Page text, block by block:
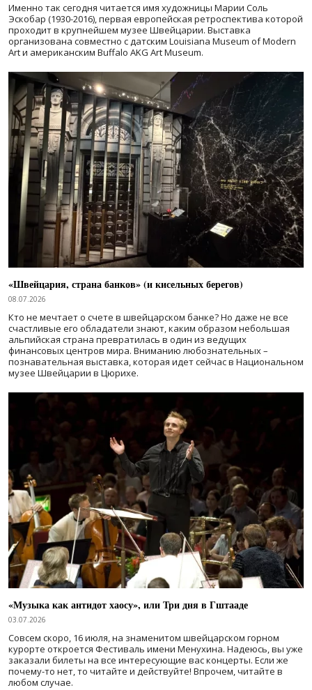
Именно так сегодня читается имя художницы Марии Соль
Эскобар (1930-2016), первая европейская ретроспектива которой
проходит в крупнейшем музее Швейцарии. Выставка
организована совместно с датским Louisiana Museum of Modern
Art и американским Buffalo AKG Art Museum.
«Швейцария, страна банков» (и кисельных берегов)
08.07.2026
Кто не мечтает о счете в швейцарском банке? Но даже не все
счастливые его обладатели знают, каким образом небольшая
альпийская страна превратилась в один из ведущих
финансовых центров мира. Вниманию любознательных –
познавательная выставка, которая идет сейчас в Национальном
музее Швейцарии в Цюрихе.
«Музыка как антидот хаосу», или Три дня в Гштааде
03.07.2026
Совсем скоро, 16 июля, на знаменитом швейцарском горном
курорте откроется Фестиваль имени Менухина. Надеюсь, вы уже
заказали билеты на все интересующие вас концерты. Если же
почему-то нет, то читайте и действуйте! Впрочем, читайте в
любом случае.